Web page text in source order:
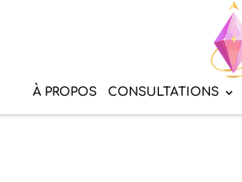
À PROPOS CONSULTATIONS